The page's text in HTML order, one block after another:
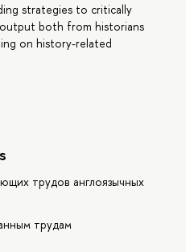
strategies to critically
both from historians
on history-related
трудов англоязычных
трудам